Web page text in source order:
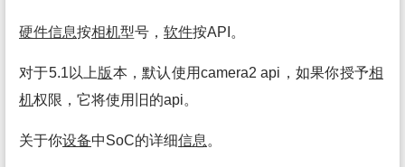
硬件信息按相机型号， 软件按API。
对于5.1以上版本，默认使用camera2 api，如果你授予相
机权限，它将使用旧的api。
关于你设备中SoC的详细信息 。